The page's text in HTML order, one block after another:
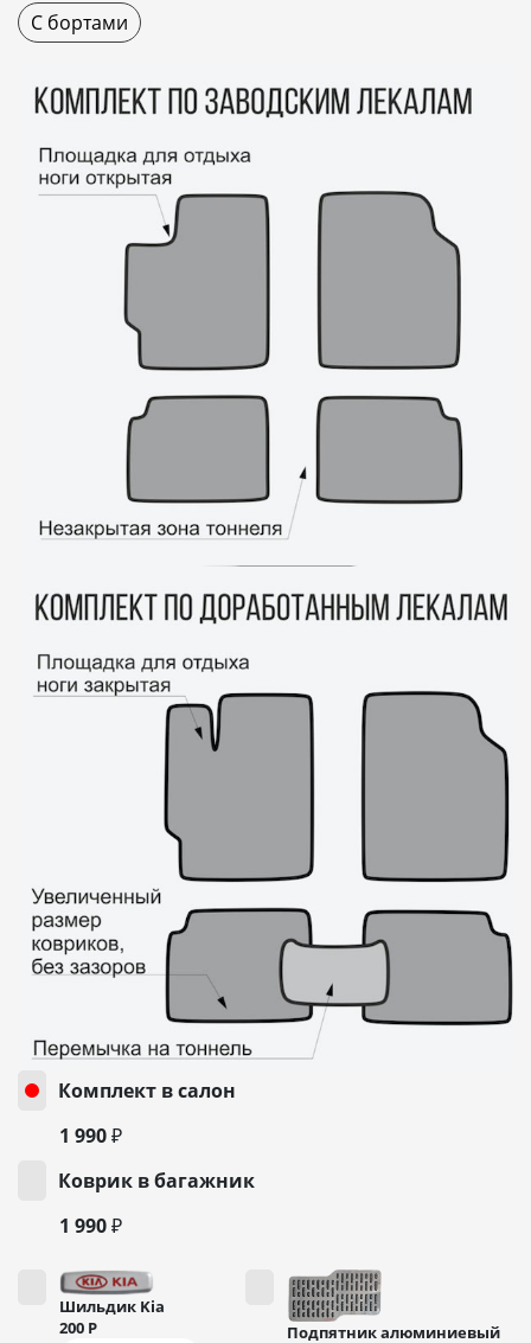
С бортами
Комплект в салон
1 990 ₽
Коврик в багажник
1 990 ₽
Шильдик Kia
200 Р Подпятник алюминиевый